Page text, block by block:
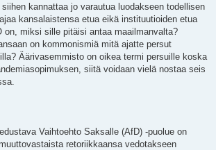
kannattaa jo varautua luodakseen todellisen
kansalaistensa etua eikä instituutioiden etua
on, miksi sille pitäisi antaa maailmanvalta?
on kommonismiä mitä ajatte persut
Äärivasemmisto on oikea termi persuille koska
siitä voidaan vielä nostaa seis
Vaihtoehto Saksalle (AfD) -puolue on
retoriikkaansa vedotakseen